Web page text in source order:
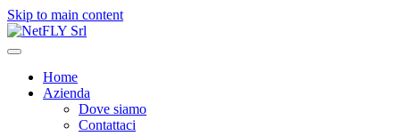
Skip to main content
Home
Azienda
Dove siamo
Contattaci